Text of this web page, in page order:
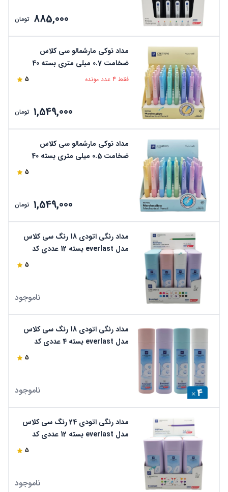
885,000 تومان
مداد نوکی مارشمالو سی کلاس
ضخامت 0.7 میلی متری بسته 40
عددی کد CCMMP40
فقط 4 عدد مونده 5
1,549,000 تومان
مداد نوکی مارشمالو سی کلاس
ضخامت 0.5 میلی متری بسته 40
5
1,549,000 تومان
مداد رنگی اتودی 18 رنگ سی کلاس
مدل everlast بسته 12 عددی کد
5
ناموجود
مداد رنگی اتودی 18 رنگ سی کلاس
مدل everlast بسته 4 عددی کد
5
ناموجود
مداد رنگی اتودی 24 رنگ سی کلاس
مدل everlast بسته 12 عددی کد
5
ناموجود